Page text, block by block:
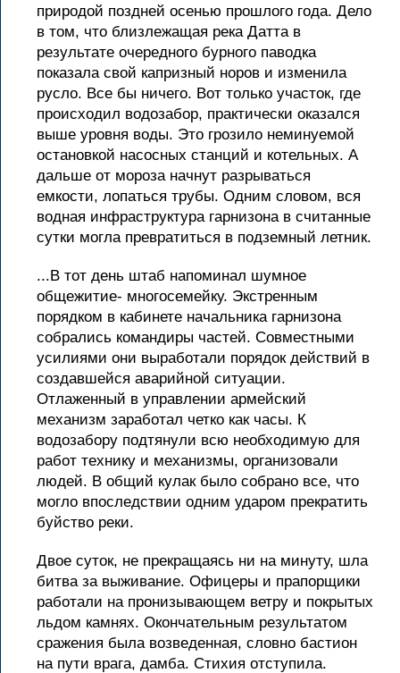
природой поздней осенью прошлого года. Дело
в том, что близлежащая река Датта в
результате очередного бурного паводка
показала свой капризный норов и изменила
русло. Все бы ничего. Вот только участок, где
происходил водозабор, практически оказался
выше уровня воды. Это грозило неминуемой
остановкой насосных станций и котельных. А
дальше от мороза начнут разрываться
емкости, лопаться трубы. Одним словом, вся
водная инфраструктура гарнизона в считанные
сутки могла превратиться в подземный летник.
...В тот день штаб напоминал шумное
общежитие- многосемейку. Экстренным
порядком в кабинете начальника гарнизона
собрались командиры частей. Совместными
усилиями они выработали порядок действий в
создавшейся аварийной ситуации.
Отлаженный в управлении армейский
механизм заработал четко как часы. К
водозабору подтянули всю необходимую для
работ технику и механизмы, организовали
людей. В общий кулак было собрано все, что
могло впоследствии одним ударом прекратить
буйство реки.
Двое суток, не прекращаясь ни на минуту, шла
битва за выживание. Офицеры и прапорщики
работали на пронизывающем ветру и покрытых
льдом камнях. Окончательным результатом
сражения была возведенная, словно бастион
на пути врага, дамба. Стихия отступила.